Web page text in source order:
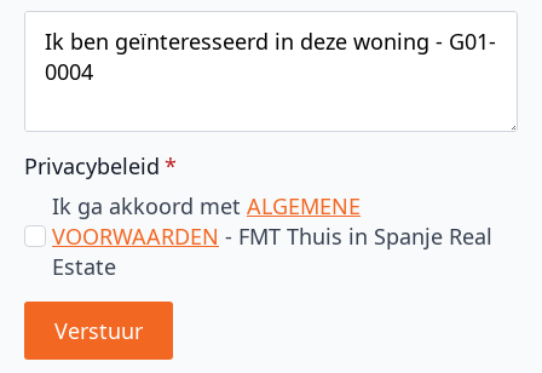
Privacybeleid *
Ik ga akkoord met ALGEMENE
VOORWAARDEN - FMT Thuis in Spanje Real
Estate
Verstuur